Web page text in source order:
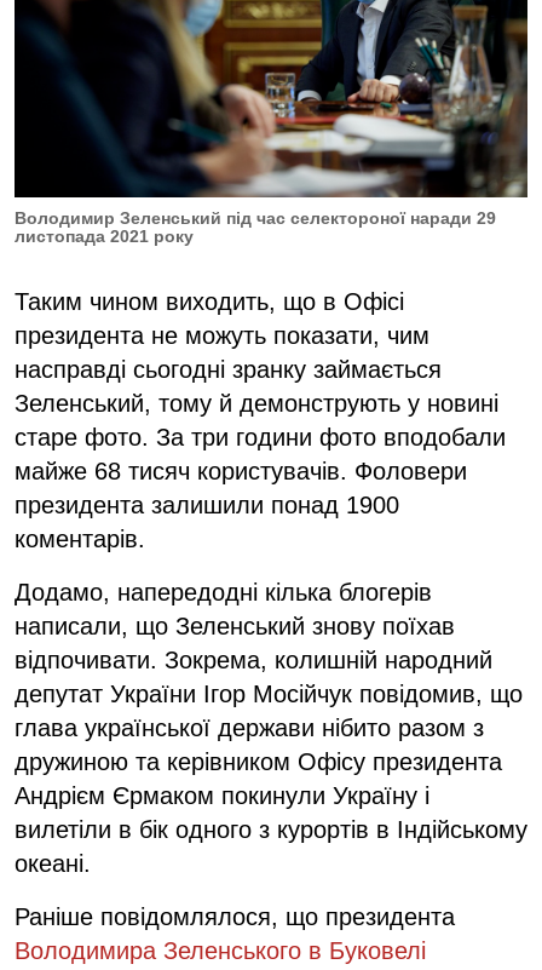
Володимир Зеленський під час селектороної наради 29
листопада 2021 року
Таким чином виходить, що в Офісі
президента не можуть показати, чим
насправді сьогодні зранку займається
Зеленський, тому й демонструють у новині
старе фото. За три години фото вподобали
майже 68 тисяч користувачів. Фоловери
президента залишили понад 1900
коментарів.
Додамо, напередодні кілька блогерів
написали, що Зеленський знову поїхав
відпочивати. Зокрема, колишній народний
депутат України Ігор Мосійчук повідомив, що
глава української держави нібито разом з
дружиною та керівником Офісу президента
Андрієм Єрмаком покинули Україну і
вилетіли в бік одного з курортів в Індійському
океані.
Раніше повідомлялося, що президента
Володимира Зеленського в Буковелі